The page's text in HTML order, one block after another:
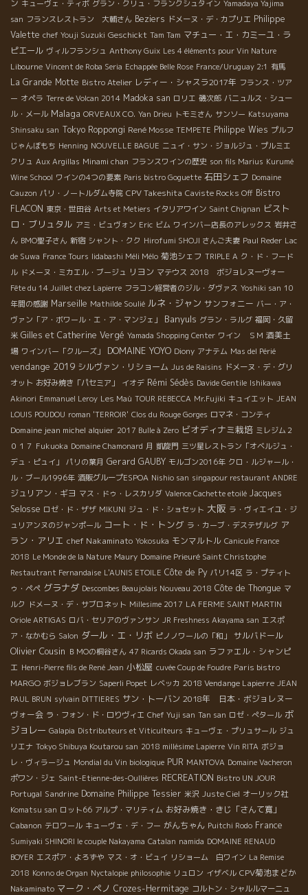
ン キューヴェ・ティボ グラン・クリュ・フランクシュタイン Yamadaya Yajima
san フランスレストラン 大輔さん Beziers ドメーヌ・デ・カプリエ Philippe
Valette chef Youji Suzuki Geschickt Tam Tam マチュー・エ・カミーユ・ラ
ピエール ヴィルフランシュ Anthony Guix Les 4 éléments pour Vin Nature
Libourne Vincent de Roba Seria Echappée Belle Rose France/Uruguay 2:1 有馬
La Grande Motte Bistro Atelier レディー・シャスラ2017年 フランス・ツア
ー オペラ Terre de Volcan 2014 Madoka san ロリエ 磯次郎 バニュルス・シュー
ル・メール Malaga ORVEAUX CO. Yan Drieu トモミさん サンソー Katsuyama
Shinsaku san Tokyo Roppongi René Mosse TEMPETE Philippe Wies プルフ
じゃんぼもち Henning NOUVELLE BAGUE ニュイ・サン・ジョルジュ・プルミエ
クリュ Aux Argillas Minami chan フランスワインの歴史 son fils Marius Kurumé
Wine School ワインの4つの要素 Paris bistro Goguette 石田シェフ Domaine
Cauzon パリ・ノートルダム寺院 CPV Takeshita Caviste Rocks Off Bistro
FLACON 東京・世田谷 Arts et Metiers イタリアワイン Saint Chignan ビスト
ロ・ブリュタル アミ・ビュヴォン Eric ビム ワインバー店長のアレックス 岩井さ
ん BMO聖子さん 新宿 シャント・クク Hirofumi SHOJI さんご夫妻 Paul Reder Lac
de Suwa France Tours Iidabashi Méli Mélo 菊池シェフ TRIPLE A ク・ド・フード
ル ドメーヌ・ミカエル・ブージュ リヨン マテウス 2018 ボジョレヌーヴォー
Fête du 14 Juillet chez Lapierre フラコン経営者のジル・ダヴァス Yoshiki san 10
年間の感謝 Marseille Mathilde Soulié ルネ・ジャン サンフォニー バー・ア・
ヴァン「ア・ボワール・エ・ア・マンジェ」
Banyuls グラン・ラルグ 福岡・久留
米 Gilles et Catherine Vergé Yamada Shopping Center ワイン ＳＭ 酒美土
場 ワインバー「クルーズ」 DOMAINE YOYO Diony アナテム Mas del Périé
vendange 2019 シルヴァン・リショーム Jus de Raisins ドメーヌ・デ・グリ
オット お好み焼き「パセミア」 イオデ Rémi Sédès Davide Gentile Ishikawa
Akinori Emmanuel Leroy Les Maù TOUR REBECCA Mr.Fujiki キュイエット JEAN
LOUIS POUDOU roman 'TERROIR' Clos du Rouge Gorges ロマネ・コンティ
Domaine jean michel alquier 2017 Bulle à Zero ビオディナミ栽培 ミレジム２
０１７ Fukuoka Domaine Chamonard 月 凱旋門 三ツ星レストラン「オベルジュ・
デュ・ピュイ」
パリの葉月 Gerard GAUBY モルゴン2016年 クロ・ルジャール・
ル・ブール1996年 酒販グループESPOA Nishio san singapour restaurant ANDRE
ジュリアン・ギヨ マス・ドゥ・レスカリダ Valence Cachette etoilé Jacques
Selosse ロゼ・ド・ザザ MIKUNI ジュ・ド・ショセット 大阪 ラ・ヴィエイユ・ジ
ュリアンヌのジャンポール コート・ド・トング ラ・カーブ・デステザルグ ア
ラン・アリエ chef Nakaminato Yokosuka モンマルトル Canicule France
2018 Le Monde de la Nature Maury Domaine Prieuré Saint Christophe
Restautrant Fernandaise L'AUNIS ETOILE Côte de Py パリ14区 ラ・プティト
ゥ・ペペ グラナダ Descombes Beaujolais Nouveau 2018 Côte de Thongue マ
ルク ドメーヌ・デ・サブロネット Millesime 2017 LA FERME SAINT MARTIN
Oriole ARTIGAS ロバ・セリアのヴァンサン JR Freshness Akayama san エスポ
ア・なかむら Salon ダール・エ・リボ ピノノワールの「和」 サルバドール
Olivier Cousin ＢＭОの桐谷さん 47 Ricards Okada san ラファエル・シャンピ
エ Henri-Pierre fils de René Jean 小松屋 cuvée Coup de Foudre Paris bistro
MARGO ボジョレブラン Saperli Popet レベッカ 2018 Vendange Lapierre JEAN
PAUL BRUN sylvain DITTIERES サン・トーバン 2018年 日本・ボジョレヌー
ヴォー会 ラ・フォン・ド・ロりヴィエ Chef Yuji san Tan san ロゼ・ぺタール ボ
ジョレー Galapia Distributeurs et Viticulteurs キューヴェ・プリュサール ジュ
リエナ Tokyo Shibuya Koutarou san 2018 millésime Lapierre Vin RITA ボジョ
レ・ヴィラージュ Mondial du Vin biologique PUR MANTOVA Domaine Vacheron
ポワン・ジェ Saint-Etienne-des-Oullières RECREATION Bistro UN JOUR
Portugal Sandrine Domaine Philippe Tessier 米沢 Juste Ciel オーリック社
Komatsu san ロット66 アルプ・マリティム お好み焼き・きじ「さんて寛」
Cabanon テロワール キューヴェ・デ・フー がんちゃん Puitchi Rodo France
Sumiyaki SHINORI le couple Nakayama Catalan namida DOMAINE RENAUD
BOYER エスポア・よろずや マス・オ・ビュイ リショーム 白ワイン La Remise
2018 Konno de Organ Nyctalopie philosophie リュロン イザベル CPV菊池まどか
Nakaminato マーク・ペノ Crozes-Hermitage コルトン・シャルルマーニュ